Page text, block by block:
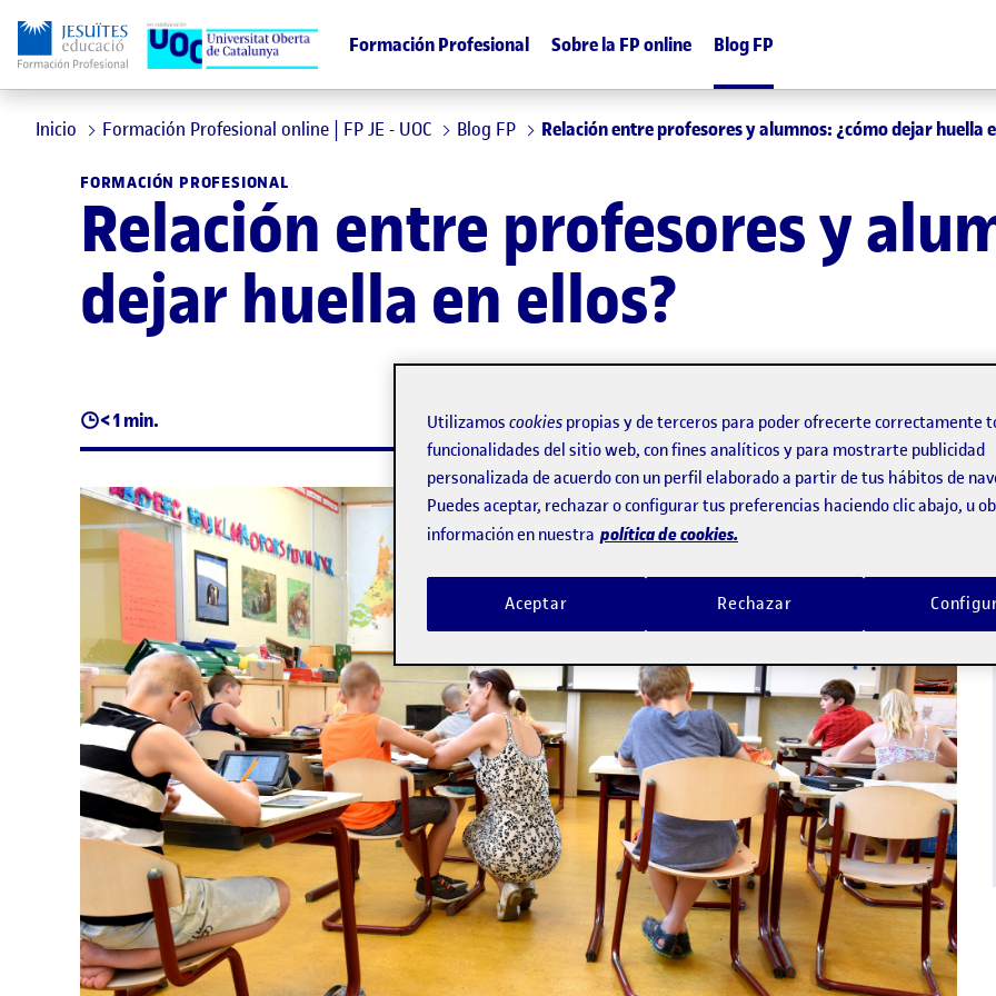
Formación Profesional Sobre la FP online Blog FP
Inicio Formación Profesional online | FP JE - UOC Blog FP Relación entre profesores y alumnos: ¿cómo dejar huella
FORMACIÓN PROFESIONAL
Relación entre profesores y
dejar huella en ellos?
< 1 min. Utilizamos cookies propias y de terceros para poder ofrecerte correctamente
funcionalidades del sitio web, con fines analíticos y para mostrarte publicidad
personalizada de acuerdo con un perfil elaborado a partir de tus hábitos de
Puedes aceptar, rechazar o configurar tus preferencias haciendo clic abajo, u
información en nuestra política de cookies.
Rechazar
Aceptar